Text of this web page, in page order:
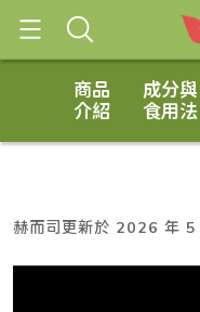
赫而司更新於 2026 年
商品
介紹
成分與
食用法
葡萄籽EGCG
葡萄籽EGCG
葡萄籽EGCG
葡萄籽EGCG
葡萄籽EGCG
葡萄籽EGCG
葡萄籽EGCG
葡萄籽EGCG推薦